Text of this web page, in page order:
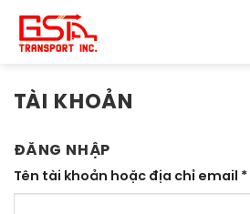
đến
nội
TÀI KHOẢN
ĐĂNG NHẬP
Tên tài khoản hoặc địa chỉ email *